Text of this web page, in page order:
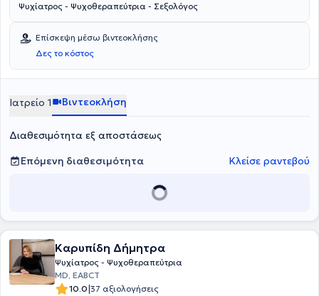
Ψυχίατρος - Ψυχοθεραπεύτρια - Σεξολόγος
Επίσκεψη μέσω βιντεοκλήσης
Δες το κόστος
Ιατρείο 1 Βιντεοκλήση
Διαθεσιμότητα εξ αποστάσεως
Επόμενη διαθεσιμότητα
Κλείσε ραντεβού
Καρυπίδη Δήμητρα
Ψυχίατρος - Ψυχοθεραπεύτρια
MD, EABCT
10.0|37 αξιολογήσεις